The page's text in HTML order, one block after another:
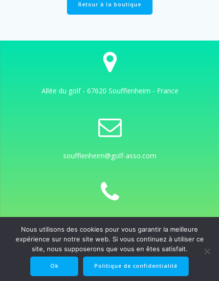
Retour à la boutique
Allée du golf - 67620 Soufflenheim - France
soufflenheim@golf-asso.com
© 2026 ASGS. Vince...
Nous utilisons des cookies pour vous garantir la meilleure
expérience sur notre site web. Si vous continuez à utiliser ce
site, nous supposerons que vous en êtes satisfait.
Ok Politique de confidentialité